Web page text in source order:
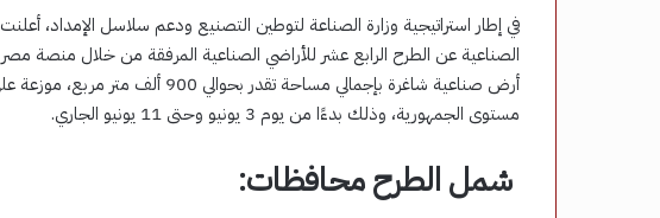
في إطار استراتيجية وزارة الصناعة لتوطين التصنيع ودعم سلاسل الإمداد،
الصناعية عن الطرح الرابع عشر للأراضي الصناعية المرفقة من خلال منصة مصر
مستوى الجمهورية، وذلك بدءًا من يوم 3 يونيو وحتى 11 يونيو الجاري.
شمل الطرح محافظات: